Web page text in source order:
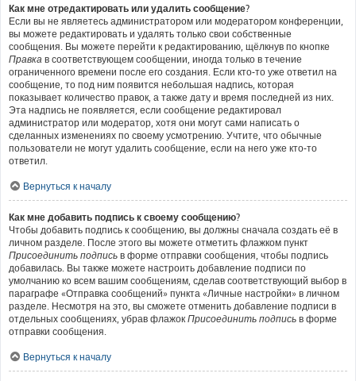
Как мне отредактировать или удалить сообщение?
Если вы не являетесь администратором или модератором конференции,
вы можете редактировать и удалять только свои собственные
сообщения. Вы можете перейти к редактированию, щёлкнув по кнопке
Правка в соответствующем сообщении, иногда только в течение
ограниченного времени после его создания. Если кто-то уже ответил на
сообщение, то под ним появится небольшая надпись, которая
показывает количество правок, а также дату и время последней из них.
Эта надпись не появляется, если сообщение редактировал
администратор или модератор, хотя они могут сами написать о
сделанных изменениях по своему усмотрению. Учтите, что обычные
пользователи не могут удалить сообщение, если на него уже кто-то
ответил.
Вернуться к началу
Как мне добавить подпись к своему сообщению?
Чтобы добавить подпись к сообщению, вы должны сначала создать её в
личном разделе. После этого вы можете отметить флажком пункт
Присоединить подпись в форме отправки сообщения, чтобы подпись
добавилась. Вы также можете настроить добавление подписи по
умолчанию ко всем вашим сообщениям, сделав соответствующий выбор в
параграфе «Отправка сообщений» пункта «Личные настройки» в личном
разделе. Несмотря на это, вы сможете отменить добавление подписи в
отдельных сообщениях, убрав флажок Присоединить подпись в форме
отправки сообщения.
Вернуться к началу